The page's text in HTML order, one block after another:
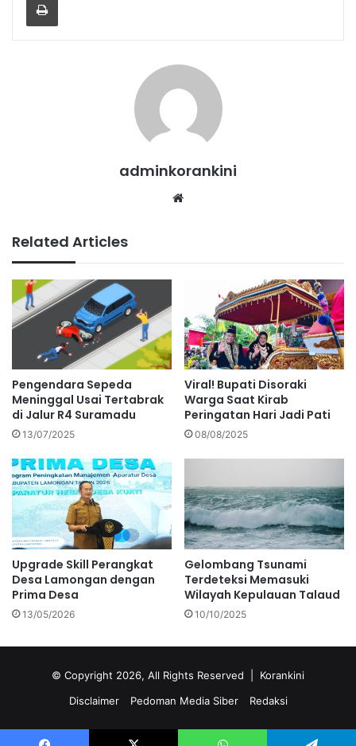
adminkorankini
Related Articles
Pengendara Sepeda
Meninggal Usai Tertabrak
di Jalur R4 Suramadu
13/07/2025
Viral! Bupati Disoraki
Warga Saat Kirab
Peringatan Hari Jadi Pati
08/08/2025
Upgrade Skill Perangkat
Desa Lamongan dengan
Prima Desa
13/05/2026
Gelombang Tsunami
Terdeteksi Memasuki
Wilayah Kepulauan Talaud
10/10/2025
© Copyright 2026, All Rights Reserved | Korankini
Disclaimer
Pedoman Media Siber Redaksi